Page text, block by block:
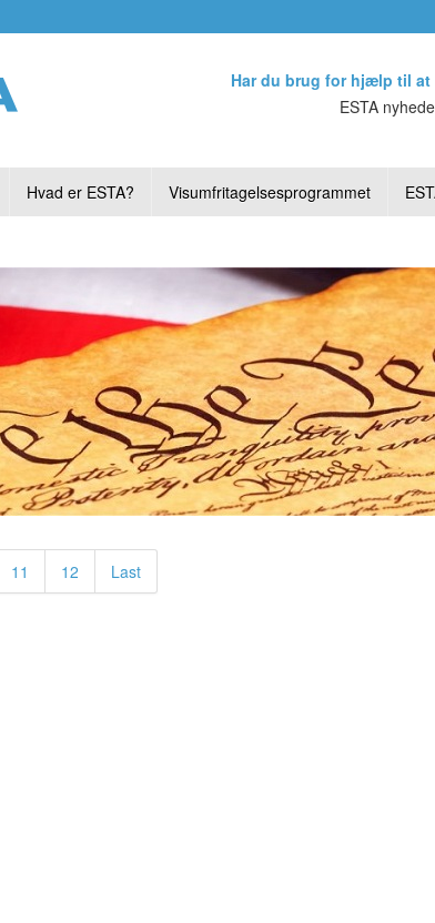
Har du brug for hjælp til at
ESTA
Hvad er ESTA? Visumfritagelsesprogrammet
11 12 Last